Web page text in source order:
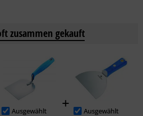
zusammen gekauft
Ausgewählt
Ausgewählt